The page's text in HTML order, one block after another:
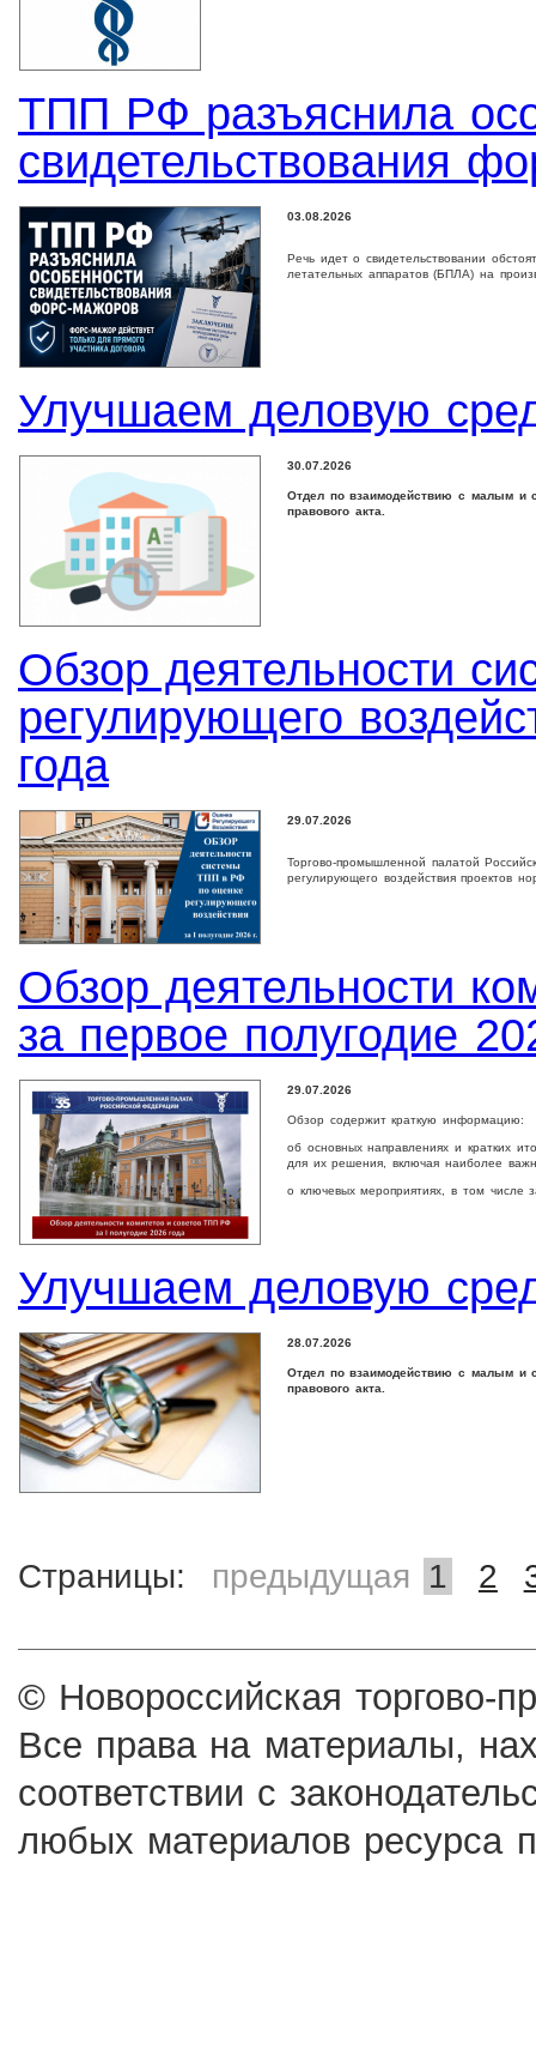
ТПП РФ разъяснила
свидетельствования
03.08.2026
Речь идет о свидетельствовании
летательных аппаратов (БПЛА) на
Улучшаем деловую
30.07.2026
Отдел по взаимодействию с малым и
правового акта.
Обзор деятельности
регулирующего
года
29.07.2026
Торгово-промышленной палатой
регулирующего воздействия проектов
Обзор деятельности
за первое полугодие
29.07.2026
Обзор содержит краткую информацию:
об основных направлениях и кратких
для их решения, включая наиболее
о ключевых мероприятиях, в том числе
Улучшаем деловую
28.07.2026
Отдел по взаимодействию с малым и
правового акта.
Страницы: предыдущая 1 2
© Новороссийская торгово-
Все права на материалы,
соответствии с
любых материалов ресурса